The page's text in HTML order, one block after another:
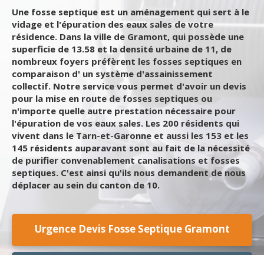
Une fosse septique est un aménagement qui sert à le
vidage et l'épuration des eaux sales de votre
résidence. Dans la ville de Gramont, qui possède une
superficie de 13.58 et la densité urbaine de 11, de
nombreux foyers préfèrent les fosses septiques en
comparaison d' un système d'assainissement
collectif. Notre service vous permet d'avoir un devis
pour la mise en route de fosses septiques ou
n'importe quelle autre prestation nécessaire pour
l'épuration de vos eaux sales. Les 200 résidents qui
vivent dans le Tarn-et-Garonne et aussi les 153 et les
145 résidents auparavant sont au fait de la nécessité
de purifier convenablement canalisations et fosses
septiques. C'est ainsi qu'ils nous demandent de nous
déplacer au sein du canton de 10.
Urgence Devis Fosse Septique Gramont